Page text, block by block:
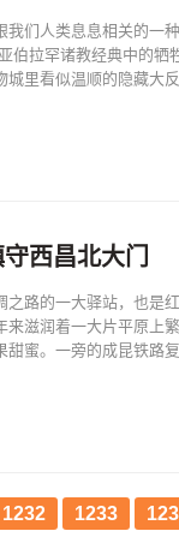
我们人类息息相关的一
伯拉罕诸教经典中的
城里看似温顺的隐藏
西昌北大门
之路的一大驿站，也是
来滋润着一大片平原上
甜蜜。一旁的成昆铁路
1232 1233